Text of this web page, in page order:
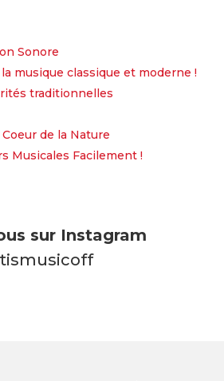
Sonore
musique classique et moderne !
traditionnelles
de la Nature
Musicales Facilement !
sur Instagram